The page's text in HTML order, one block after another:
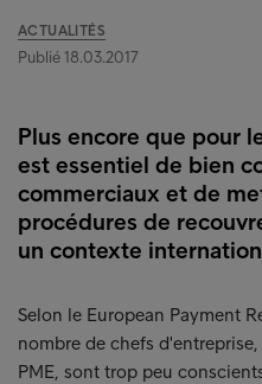
ACTUALITÉS
Publié 18.03.2017
Plus encore que pour
est essentiel de bien
commerciaux et de
procédures de
un contexte
Selon le European Payment
nombre de chefs
PME, sont trop peu